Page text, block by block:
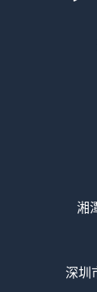
湘
深圳